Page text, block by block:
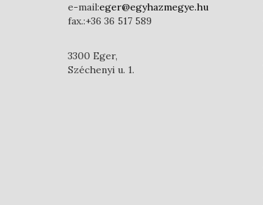
e-mail:eger@egyhazmegye.hu
fax.:+36 36 517 589
3300 Eger,
Széchenyi u. 1.